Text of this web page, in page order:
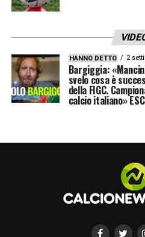
HANNO DETTO 2
Bargiggia:
svelo cosa è
della FIGC.
calcio italiano»